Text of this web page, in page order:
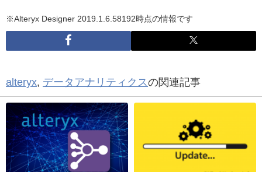
※Alteryx Designer 2019.1.6.58192時点の情報です
alteryx, データアナリティクスの関連記事